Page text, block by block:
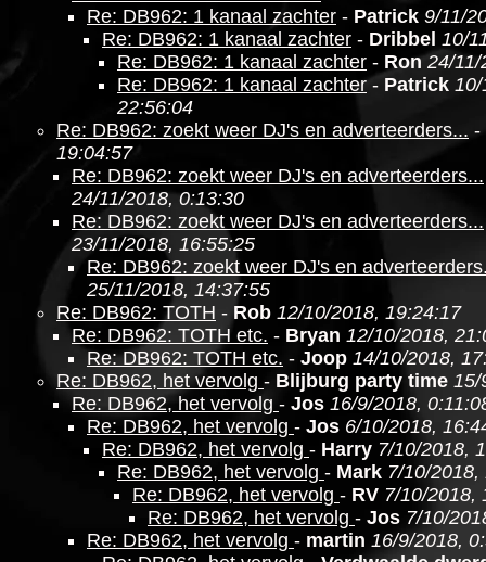
Re: DB962: 1 kanaal zachter - Patrick 9/11/
Re: DB962: 1 kanaal zachter - Dribbel 10/
Re: DB962: 1 kanaal zachter - Ron 24/11/
Re: DB962: 1 kanaal zachter- Patrick 10/
22:56:04
Re: DB962: zoekt weer DJ's en adverteerders... -
19:04:57
Re: DB962: zoekt weer DJ's en adverteerders...
24/11/2018, 0:13:30
Re: DB962: zoekt weer DJ's en adverteerders...
23/11/2018, 16:55:25
Re: DB962: zoekt weer DJ's en
25/11/2018, 14:37:55
Re: DB962: TOTH - Rob 12/10/2018, 19:24:17
Re: DB962: TOTH etc. - Bryan 12/10/2018,
Re: DB962: TOTH etc. - Joop 14/10/2018,
Re: DB962, het vervolg - Blijburg party time 15/
Re: DB962, het vervolg - Jos 16/9/2018,
Re: DB962, het vervolg - Jos 6/10/2018,
Re: DB962, het vervolg - Harry 7/10/2018,
Re: DB962, het vervolg - Mark 7/10/2018,
Re: DB962, het vervolg - RV 7/10/2018,
Re: DB962, het vervolg - Jos 7/10/
Re: DB962, het vervolg - martin 16/9/2018,